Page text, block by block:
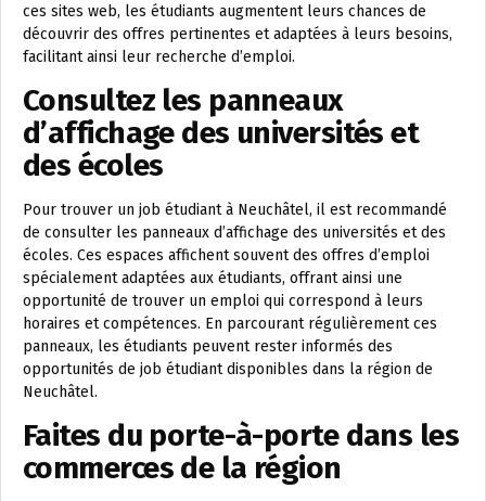
ces sites web, les étudiants augmentent leurs chances de
découvrir des offres pertinentes et adaptées à leurs besoins,
facilitant ainsi leur recherche d’emploi.
Consultez les panneaux
d’affichage des universités et
des écoles
Pour trouver un job étudiant à Neuchâtel, il est recommandé
de consulter les panneaux d’affichage des universités et des
écoles. Ces espaces affichent souvent des offres d’emploi
spécialement adaptées aux étudiants, offrant ainsi une
opportunité de trouver un emploi qui correspond à leurs
horaires et compétences. En parcourant régulièrement ces
panneaux, les étudiants peuvent rester informés des
opportunités de job étudiant disponibles dans la région de
Neuchâtel.
Faites du porte-à-porte dans les
commerces de la région